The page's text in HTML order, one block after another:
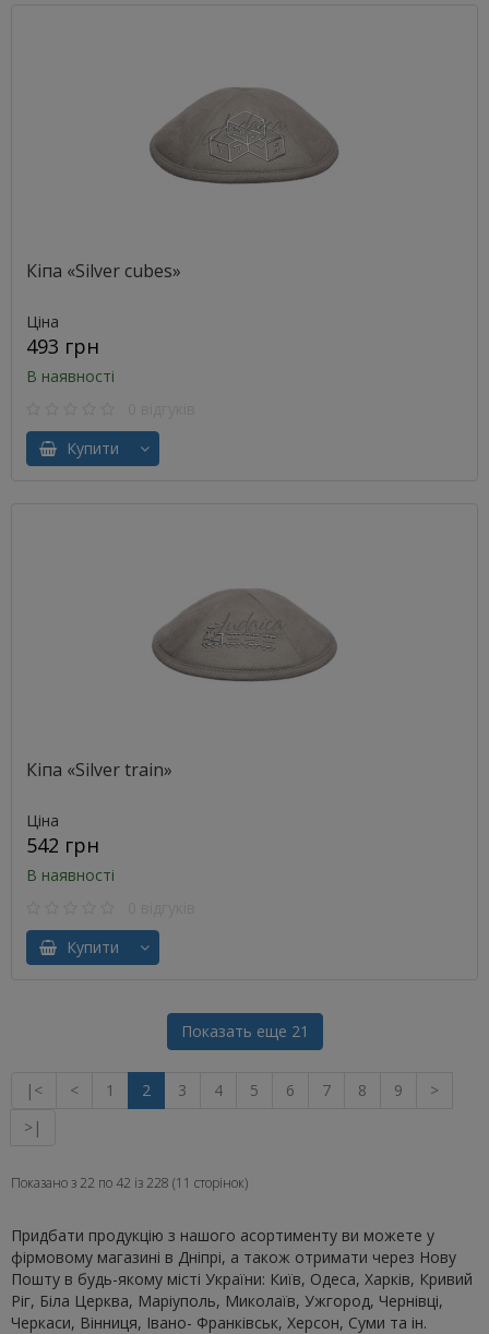
Кіпа «Silver cubes»
Ціна
493 грн
В наявності
Купити
Кіпа «Silver train»
Ціна
542 грн
В наявності
Купити
Показать еще 21
|< < 1 2 3 4 5 6 7 8 9
>
>|
Показано з 22 по 42 із 228 (11 сторінок)
Придбати продукцію з нашого асортименту ви можете у
фірмовому магазині в Дніпрі, а також отримати через Нову
Пошту в будь-якому місті України: Київ, Одеса, Харків, Кривий
Ріг, Біла Церква, Маріуполь, Миколаїв, Ужгород, Чернівці,
Черкаси, Вінниця, Івано- Франківськ, Херсон, Суми та ін.